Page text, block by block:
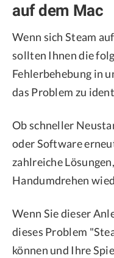
auf dem Mac
Wenn sich Steam
sollten Ihnen die
Fehlerbehebung in
das Problem zu
Ob schneller
oder Software
zahlreiche
Handumdrehen
Wenn Sie dieser
dieses Problem
können und Ihre